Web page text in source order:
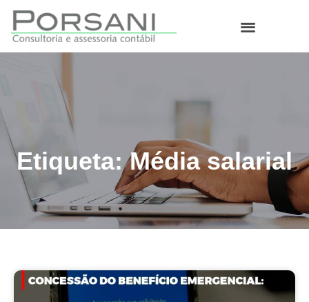
Etiqueta: Média salarial